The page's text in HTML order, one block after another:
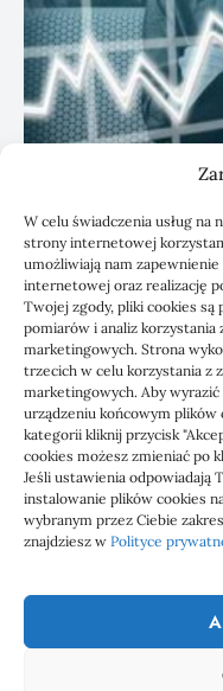
W celu świadczenia usług na
strony internetowej
umożliwiają nam
internetowej oraz realizację
Twojej zgody, pliki cookies
pomiarów i analiz
marketingowych. Strona
trzecich w celu korzystania z
marketingowych. Aby
urządzeniu końcowym plików
kategorii kliknij przycisk
cookies możesz zmieniać po
Jeśli ustawienia odpowiadają
instalowanie plików cookies
wybranym przez Ciebie
znajdziesz w Polityce
KSeF:
1000
1000 Wiadomości to
ciekawego, coś co go
serwis społecznościowy,
Dołącz do nas już teraz,